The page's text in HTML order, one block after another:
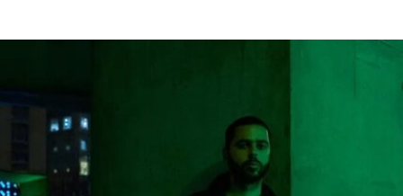
正博物馆所呈现的不准确信息”。7月4日，特朗普
尼学会及其管理层“未能完成阐释美国历史遗产这一
基本使命”。
美国博物馆联盟在声明中表示：“我们谴责特朗普政
府持续攻击史密森尼学会，以及那些负责保存、研